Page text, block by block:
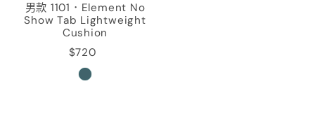
男款 1101．Element No
Show Tab Lightweight
Cushion
$720